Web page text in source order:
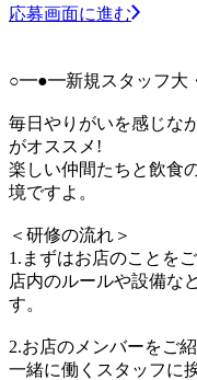
応募画面に進む
○━●━新規スタッフ大
毎日やりがいを感じな
がオススメ!
楽しい仲間たちと飲食
境ですよ。
＜研修の流れ＞
1.まずはお店のことを
店内のルールや設備な
す。
2.お店のメンバーをご
一緒に働くスタッフに